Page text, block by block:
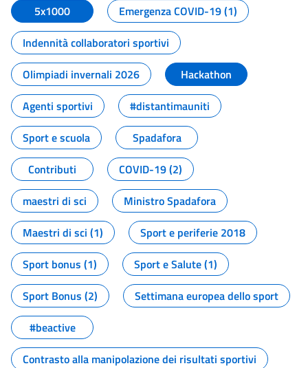
5x1000
Emergenza COVID-19 (1)
Indennità collaboratori sportivi
Olimpiadi invernali 2026
Hackathon
Agenti sportivi
#distantimauniti
Sport e scuola
Spadafora
Contributi
COVID-19 (2)
maestri di sci
Ministro Spadafora
Maestri di sci (1)
Sport e periferie 2018
Sport bonus (1)
Sport e Salute (1)
Sport Bonus (2)
Settimana europea dello sport
#beactive
Contrasto alla manipolazione dei risultati sportivi